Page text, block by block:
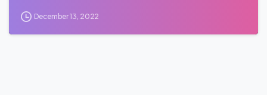
December 13, 2022